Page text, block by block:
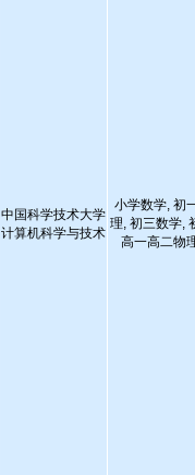
中国科学技术大学
计算机科学与技术
小学数学, 初
理, 初三数学,
高一高二物